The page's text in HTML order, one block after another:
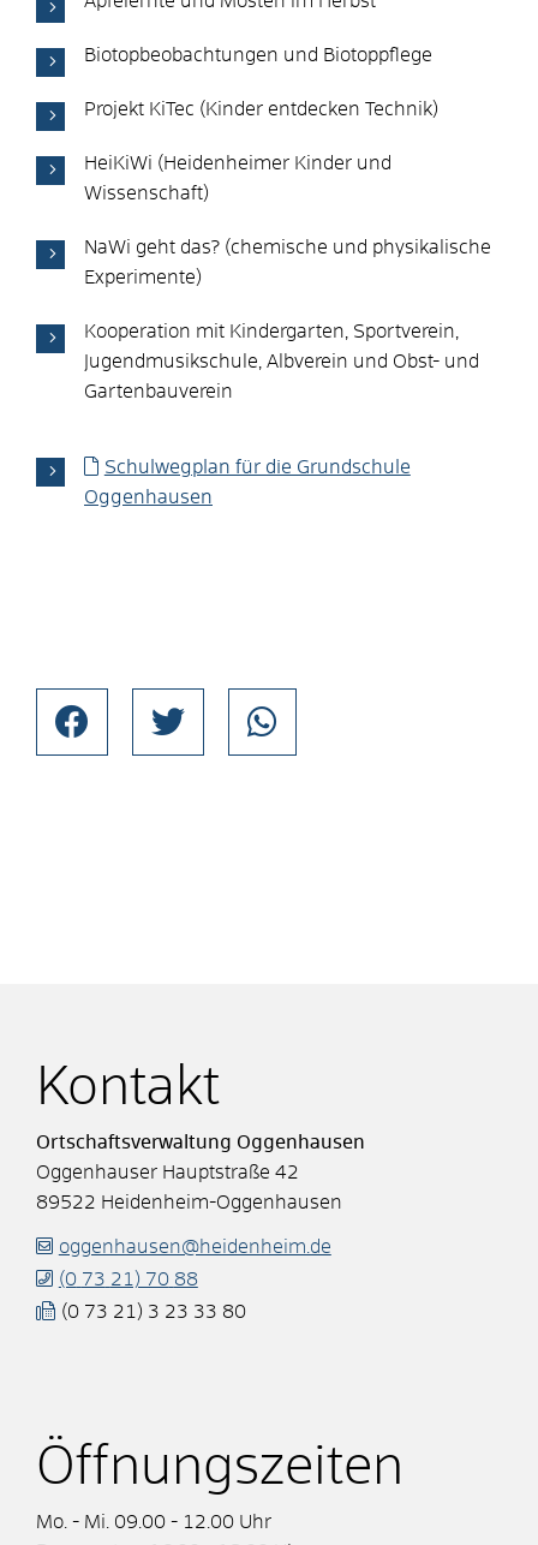
Biotopbeobachtungen und Biotoppflege
Projekt KiTec (Kinder entdecken Technik)
HeiKiWi (Heidenheimer Kinder und
Wissenschaft)
NaWi geht das? (chemische und physikalische
Experimente)
Kooperation mit Kindergarten, Sportverein,
Jugendmusikschule, Albverein und Obst- und
Gartenbauverein
Schulwegplan für die Grundschule
Oggenhausen
Kontakt
Ortschaftsverwaltung Oggenhausen
Oggenhauser Hauptstraße 42
89522 Heidenheim-Oggenhausen
oggenhausen@heidenheim.de
(0 73 21) 70 88
(0 73 21) 3 23 33 80
Öffnungszeiten
Mo. - Mi. 09.00 - 12.00 Uhr